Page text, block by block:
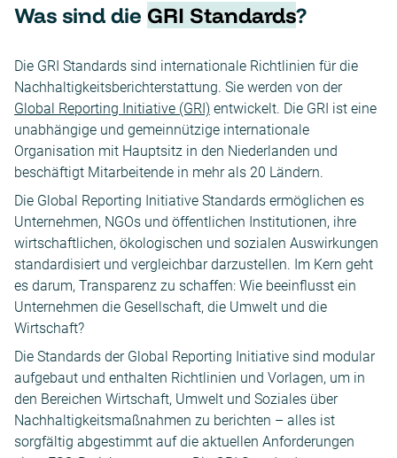
Was sind die GRI Standards?
Die GRI Standards sind internationale Richtlinien für die
Nachhaltigkeitsberichterstattung. Sie werden von der
Global Reporting Initiative (GRI) entwickelt. Die GRI ist eine
unabhängige und gemeinnützige internationale
Organisation mit Hauptsitz in den Niederlanden und
beschäftigt Mitarbeitende in mehr als 20 Ländern.
Die Global Reporting Initiative Standards ermöglichen es
Unternehmen, NGOs und öffentlichen Institutionen, ihre
wirtschaftlichen, ökologischen und sozialen Auswirkungen
standardisiert und vergleichbar darzustellen. Im Kern geht
es darum, Transparenz zu schaffen: Wie beeinflusst ein
Unternehmen die Gesellschaft, die Umwelt und die
Wirtschaft?
Die Standards der Global Reporting Initiative sind modular
aufgebaut und enthalten Richtlinien und Vorlagen, um in
den Bereichen Wirtschaft, Umwelt und Soziales über
Nachhaltigkeitsmaßnahmen zu berichten – alles ist
sorgfältig abgestimmt auf die aktuellen Anforderungen